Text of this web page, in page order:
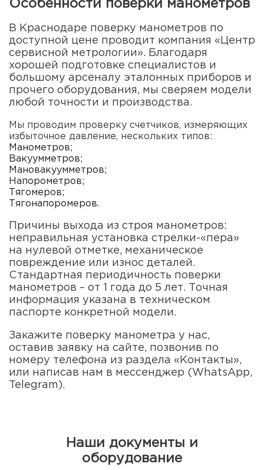
Особенности поверки манометров
В Краснодаре поверку манометров по
доступной цене проводит компания «Центр
сервисной метрологии». Благодаря
хорошей подготовке специалистов и
большому арсеналу эталонных приборов и
прочего оборудования, мы сверяем модели
любой точности и производства.
Мы проводим проверку счетчиков, измеряющих
избыточное давление, нескольких типов:
Манометров;
Вакуумметров;
Мановакуумметров;
Напорометров;
Тягомеров;
Тягонапоромеров.
Причины выхода из строя манометров:
неправильная установка стрелки-«пера»
на нулевой отметке, механическое
повреждение или износ деталей.
Стандартная периодичность поверки
манометров – от 1 года до 5 лет. Точная
информация указана в техническом
паспорте конкретной модели.
Закажите поверку манометра у нас,
оставив заявку на сайте, позвонив по
номеру телефона из раздела «Контакты»,
или написав нам в мессенджер (WhatsApp,
Telegram).
Наши документы и
оборудование